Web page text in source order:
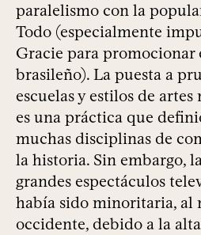
paralelismo con la
Todo (especialmente
Gracie para promocionar
brasileño). La puesta a
escuelas y estilos de
es una práctica que
muchas disciplinas de
la historia. Sin embargo,
grandes espectáculos
había sido minoritaria, al
occidente, debido a la